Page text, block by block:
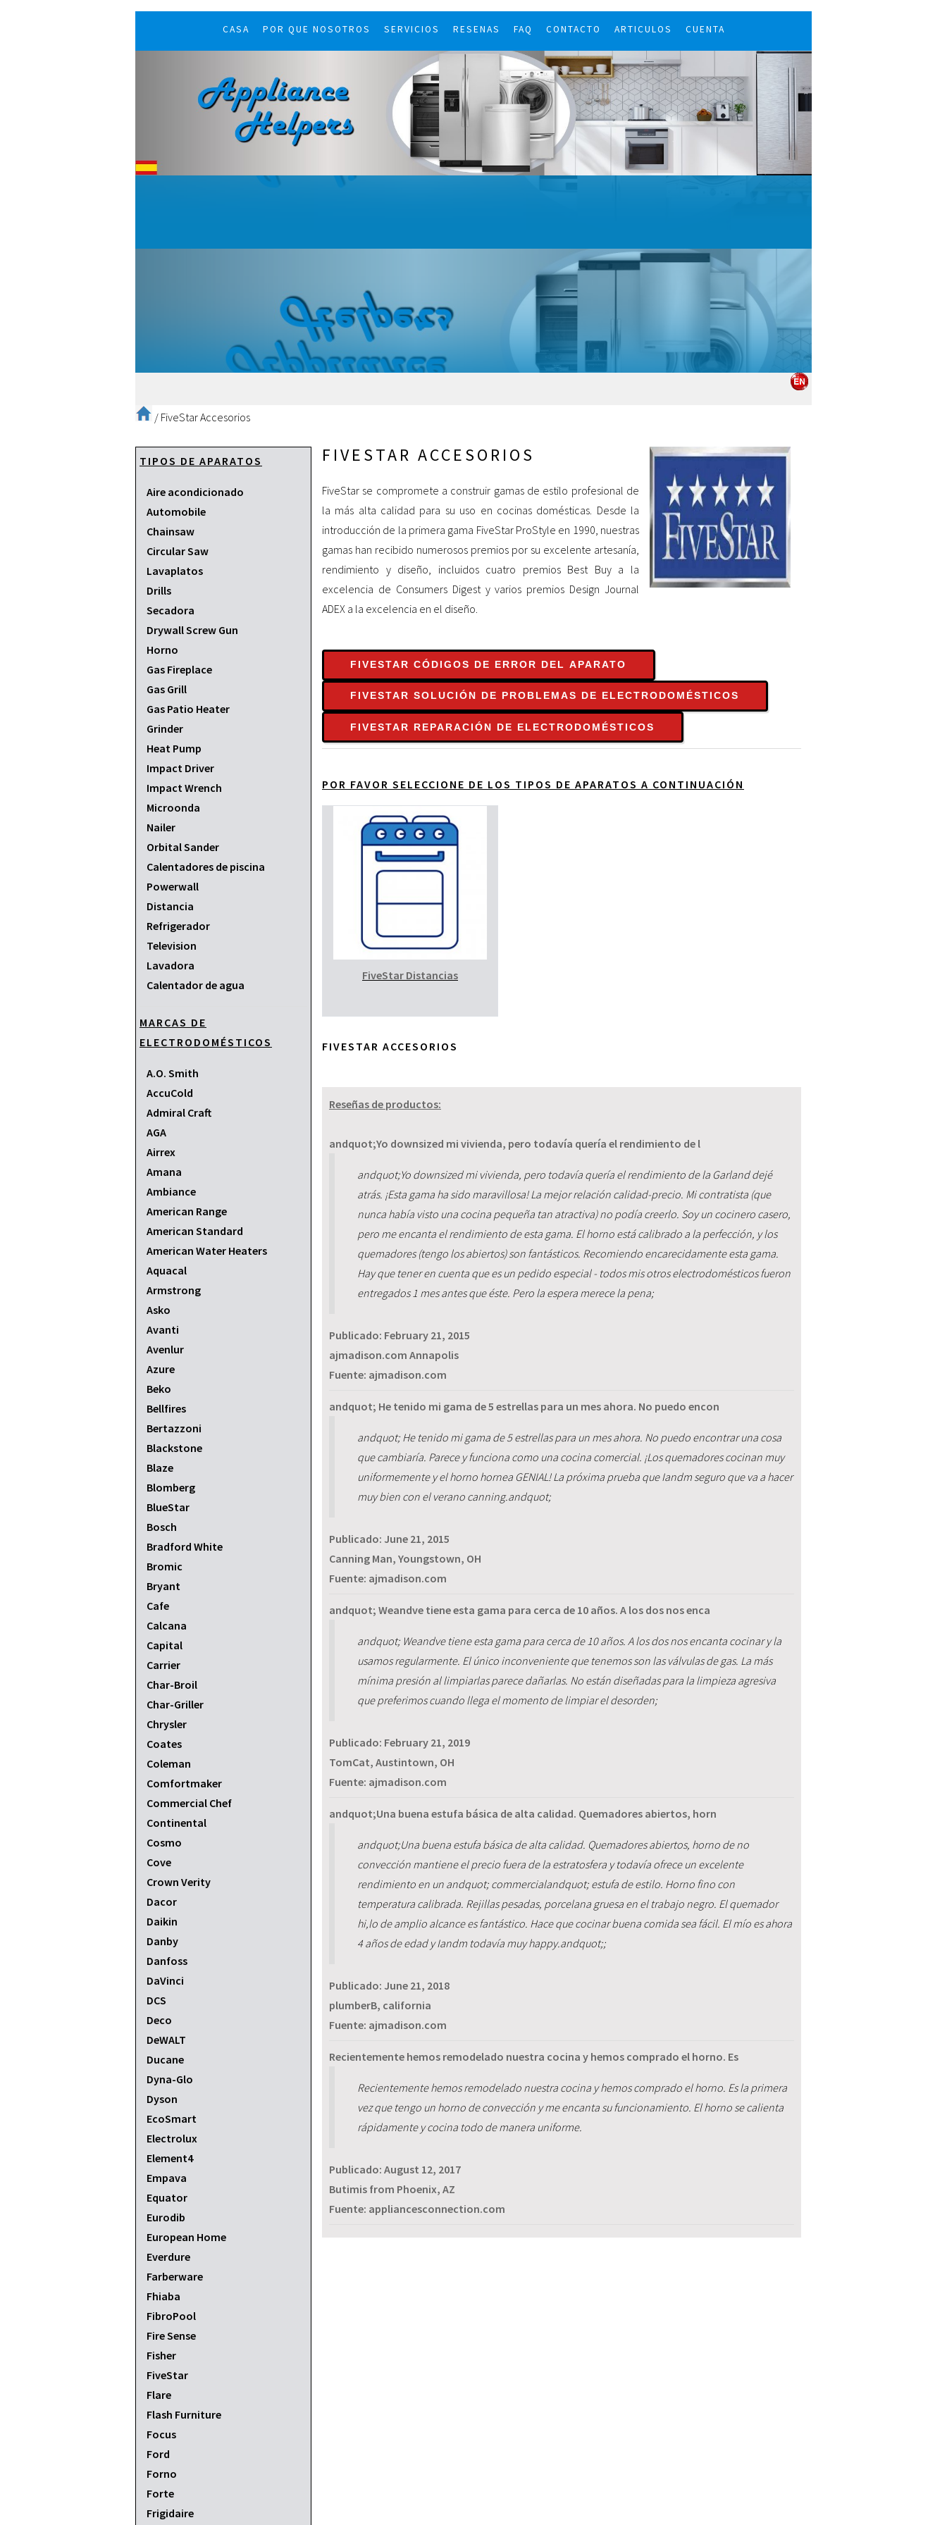
CASA POR QUE NOSOTROS SERVICIOS RESENAS FAQ CONTACTO ARTICULOS CUENTA
/ FiveStar Accesorios
TIPOS DE APARATOS
Aire acondicionado
Automobile
Chainsaw
Circular Saw
Lavaplatos
Drills
Secadora
Drywall Screw Gun
Horno
Gas Fireplace
Gas Grill
Gas Patio Heater
Grinder
Heat Pump
Impact Driver
Impact Wrench
Microonda
Nailer
Orbital Sander
Calentadores de piscina
Powerwall
Distancia
Refrigerador
Television
Lavadora
Calentador de agua
MARCAS DE
ELECTRODOMÉSTICOS
A.O. Smith
AccuCold
Admiral Craft
AGA
Airrex
Amana
Ambiance
American Range
American Standard
American Water Heaters
Aquacal
Armstrong
Asko
Avanti
Avenlur
Azure
Beko
Bellfires
Bertazzoni
Blackstone
Blaze
Blomberg
BlueStar
Bosch
Bradford White
Bromic
Bryant
Cafe
Calcana
Capital
Carrier
Char-Broil
Char-Griller
Chrysler
Coates
Coleman
Comfortmaker
Commercial Chef
Continental
Cosmo
Cove
Crown Verity
Dacor
Daikin
Danby
Danfoss
DaVinci
DCS
Deco
DeWALT
Ducane
Dyna-Glo
Dyson
EcoSmart
Electrolux
Element4
Empava
Equator
Eurodib
European Home
Everdure
Farberware
Fhiaba
FibroPool
Fire Sense
Fisher
FiveStar
Flare
Flash Furniture
Focus
Ford
Forno
Forte
Frigidaire
FIVESTAR ACCESORIOS
FiveStar se compromete a construir gamas de estilo profesional de
la más alta calidad para su uso en cocinas domésticas. Desde la
introducción de la primera gama FiveStar ProStyle en 1990, nuestras
gamas han recibido numerosos premios por su excelente artesanía,
rendimiento y diseño, incluidos cuatro premios Best Buy a la
excelencia de Consumers Digest y varios premios Design Journal
ADEX a la excelencia en el diseño.
FIVESTAR CÓDIGOS DE ERROR DEL APARATO
FIVESTAR SOLUCIÓN DE PROBLEMAS DE ELECTRODOMÉSTICOS
FIVESTAR REPARACIÓN DE ELECTRODOMÉSTICOS
POR FAVOR SELECCIONE DE LOS TIPOS DE APARATOS A CONTINUACIÓN
FiveStar Distancias
FIVESTAR ACCESORIOS
Reseñas de productos:
andquot;Yo downsized mi vivienda, pero todavía quería el rendimiento de l
andquot;Yo downsized mi vivienda, pero todavía quería el rendimiento de la Garland dejé
atrás. ¡Esta gama ha sido maravillosa! La mejor relación calidad-precio. Mi contratista (que
nunca había visto una cocina pequeña tan atractiva) no podía creerlo. Soy un cocinero casero,
pero me encanta el rendimiento de esta gama. El horno está calibrado a la perfección, y los
quemadores (tengo los abiertos) son fantásticos. Recomiendo encarecidamente esta gama.
Hay que tener en cuenta que es un pedido especial - todos mis otros electrodomésticos fueron
entregados 1 mes antes que éste. Pero la espera merece la pena;
Publicado: February 21, 2015
ajmadison.com Annapolis
Fuente: ajmadison.com
andquot; He tenido mi gama de 5 estrellas para un mes ahora. No puedo encon
andquot; He tenido mi gama de 5 estrellas para un mes ahora. No puedo encontrar una cosa
que cambiaría. Parece y funciona como una cocina comercial. ¡Los quemadores cocinan muy
uniformemente y el horno hornea GENIAL! La próxima prueba que Iandm seguro que va a hacer
muy bien con el verano canning.andquot;
Publicado: June 21, 2015
Canning Man, Youngstown, OH
Fuente: ajmadison.com
andquot; Weandve tiene esta gama para cerca de 10 años. A los dos nos enca
andquot; Weandve tiene esta gama para cerca de 10 años. A los dos nos encanta cocinar y la
usamos regularmente. El único inconveniente que tenemos son las válvulas de gas. La más
mínima presión al limpiarlas parece dañarlas. No están diseñadas para la limpieza agresiva
que preferimos cuando llega el momento de limpiar el desorden;
Publicado: February 21, 2019
TomCat, Austintown, OH
Fuente: ajmadison.com
andquot;Una buena estufa básica de alta calidad. Quemadores abiertos, horn
andquot;Una buena estufa básica de alta calidad. Quemadores abiertos, horno de no
convección mantiene el precio fuera de la estratosfera y todavía ofrece un excelente
rendimiento en un andquot; commercialandquot; estufa de estilo. Horno fino con
temperatura calibrada. Rejillas pesadas, porcelana gruesa en el trabajo negro. El quemador
hi,lo de amplio alcance es fantástico. Hace que cocinar buena comida sea fácil. El mío es ahora
4 años de edad y Iandm todavía muy happy.andquot;;
Publicado: June 21, 2018
plumberB, california
Fuente: ajmadison.com
Recientemente hemos remodelado nuestra cocina y hemos comprado el horno. Es
Recientemente hemos remodelado nuestra cocina y hemos comprado el horno. Es la primera
vez que tengo un horno de convección y me encanta su funcionamiento. El horno se calienta
rápidamente y cocina todo de manera uniforme.
Publicado: August 12, 2017
Butimis from Phoenix, AZ
Fuente: appliancesconnection.com